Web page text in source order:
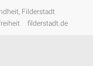
Filderstadt
filderstadt.de